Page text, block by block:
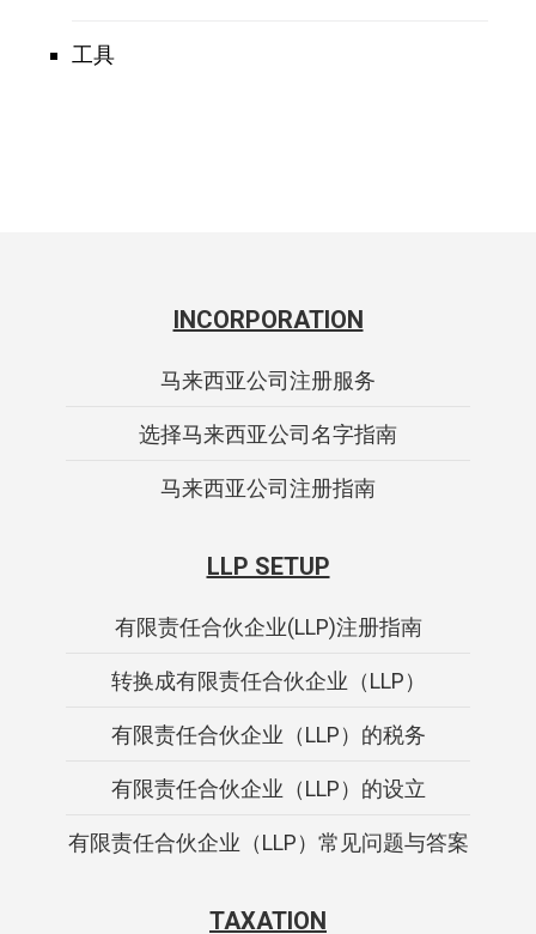
工具
INCORPORATION
马来西亚公司注册服务
选择马来西亚公司名字指南
马来西亚公司注册指南
LLP SETUP
有限责任合伙企业(LLP)注册指南
转换成有限责任合伙企业（LLP）
有限责任合伙企业（LLP）的税务
有限责任合伙企业（LLP）的设立
有限责任合伙企业（LLP）常见问题与答案
TAXATION